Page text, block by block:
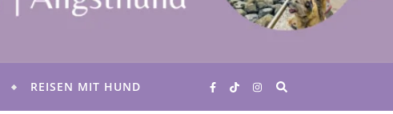
REISEN MIT HUND